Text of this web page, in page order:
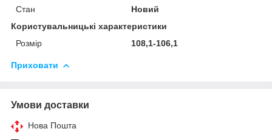
Стан
Новий
Користувальницькі характеристики
Розмір
108,1-106,1
Приховати
Умови доставки
Нова Пошта